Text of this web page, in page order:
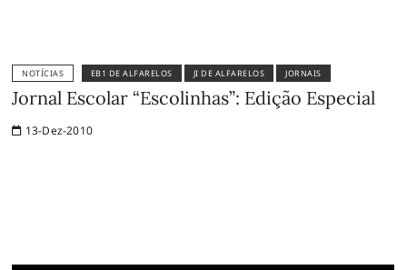
NOTÍCIAS EB1 DE ALFARELOS JI DE ALFARELOS JORNAIS
Jornal Escolar “Escolinhas”: Edição Especial
13-Dez-2010